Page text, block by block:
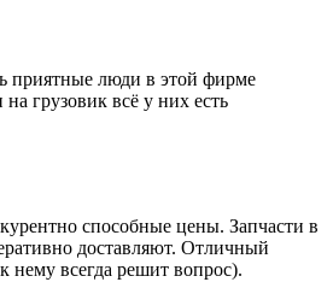
приятные люди в этой фирме
грузовик всё у них есть
способные цены. Запчасти в
доставляют. Отличный
нему всегда решит вопрос).